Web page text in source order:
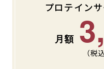
プロテイン
（税